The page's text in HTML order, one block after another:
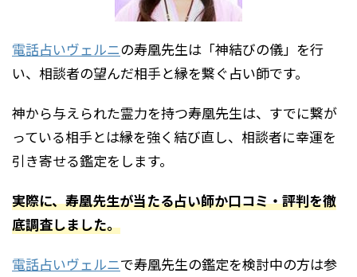
電話占いヴェルニの寿凰先生は「神結びの儀」を行
い、相談者の望んだ相手と縁を繋ぐ占い師です。
神から与えられた霊力を持つ寿凰先生は、すでに繋が
っている相手とは縁を強く結び直し、相談者に幸運を
引き寄せる鑑定をします。
実際に、寿凰先生が当たる占い師か口コミ・評判を徹
底調査しました。
電話占いヴェルニで寿凰先生の鑑定を検討中の方は参